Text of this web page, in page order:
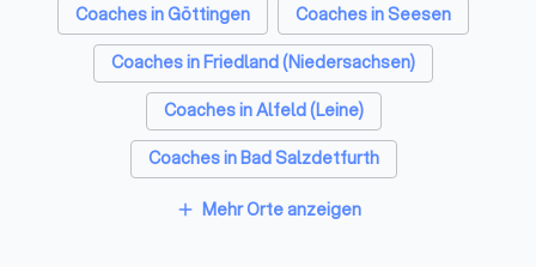
programs
education through
events,
(CPs) and archived
conversations
of coaching. Read
continue to lead
Coaches in Göttingen
Coaches in Seesen
Coaches in Friedland (Niedersachsen)
Coaches in Alfeld (Leine)
Coaches in Bad Salzdetfurth
Coaches in Hannoversch Münden
add Mehr Orte anzeigen